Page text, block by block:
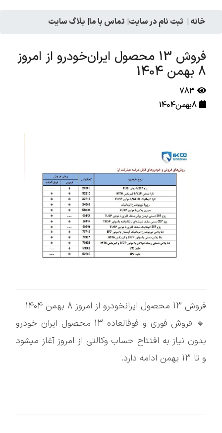
خانه | ثبت نام در سایت| تماس با ما| بلاگ سایت
فروش 13 محصول ایران‌خودرو از امروز
8 بهمن 1404
783
8بهمن1404
فروش 13 محصول ایرانخودرو از امروز 8 بهمن 1404
🔹️ فروش فوری و فوقالعاده 13 محصول ایران خودرو
بدون نیاز به افتتاح حساب وکالتی از امروز آغاز میشود
و تا 13 بهمن ادامه دارد.